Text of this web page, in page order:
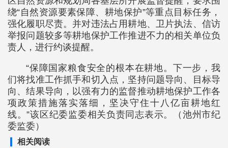
绕“自然资源要素保障、耕地保护”等重点目标任务，
强化履职尽责。并对违法占用耕地、卫片执法、信访
举报问题较多等耕地保护工作推进不力的相关单位负
责人，进行约谈提醒。
“保障国家粮食安全的根本在耕地。下一步，我
们将找准工作抓手和切入点，坚持问题导向、目标导
向、结果导向，以强有力的监督推动耕地保护工作各
项政策措施落实落细，坚决守住十八亿亩耕地红
线。”该区纪委监委相关负责同志表示。（池州市纪
委监委）
相关阅读